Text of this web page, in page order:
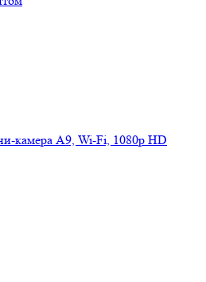
камера A9, Wi-Fi, 1080p HD